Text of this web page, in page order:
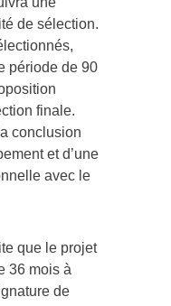
de sélection.
période de 90
finale.
conclusion
et d’une
avec le
36 mois à
de